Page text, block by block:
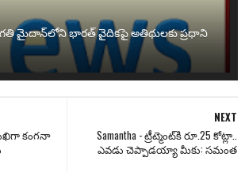
ప్రగతి మైదాన్‌లోని భారత్ వైదికపై అతిథులకు ప్రధాని
NEXT
Samantha - ట్రీట్మెంట్‌కి రూ.25 కోట్లా..
ఎవడు చెప్పాడయ్యా మీకు: సమంత
కంగనా